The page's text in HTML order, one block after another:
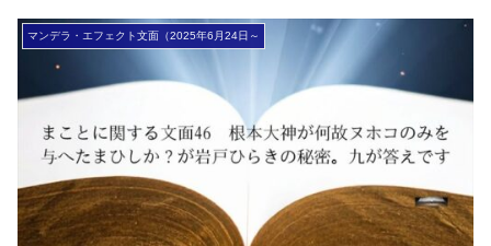
マンデラ・エフェクト文面（2025年6月24日～